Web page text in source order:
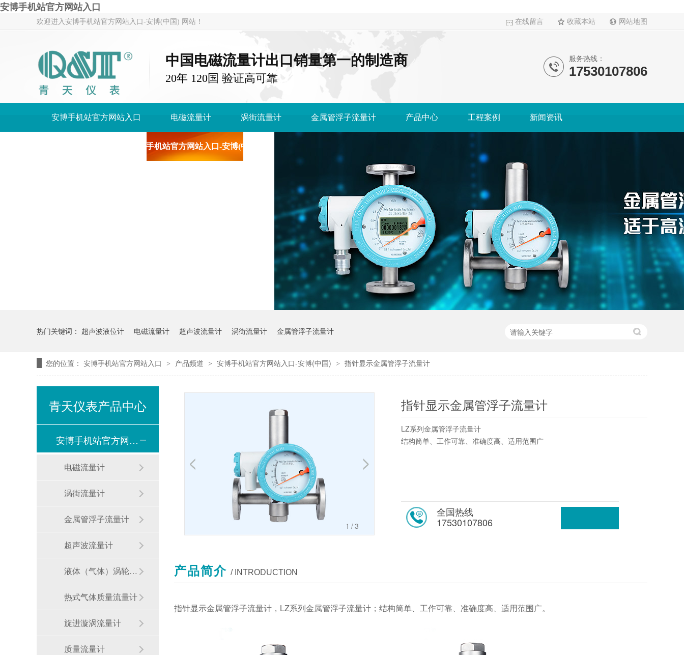
安博手机站官方网站入口
在线留言 收藏本站 网站地图
欢迎进入安博手机站官方网站入口-安博(中国) 网站！
中国电磁流量计出口销量第一的制造商
20年 120国 验证高可靠
服务热线：
17530107806
安博手机站官方网站入口 电磁流量计 涡街流量计 金属管浮子流量计 产品中心 工程案例 新闻资讯
安博手机站官方网站入口-安博(中国)
热门关键词： 超声波液位计 电磁流量计 超声波流量计 涡街流量计 金属管浮子流量计
您的位置： 安博手机站官方网站入口 > 产品频道 > 安博手机站官方网站入口-安博(中国) > 指针显示金属管浮子流量计
2 /3
指针显示金属管浮子流量计
LZ系列金属管浮子流量计
结构筒单、工作可靠、准确度高、适用范围广
全国热线
17530107806
产品简介 / INTRODUCTION
指针显示金属管浮子流量计，LZ系列金属管浮子流量计；结构筒单、工作可靠、准确度高、适用范围广。
青天仪表产品中心
安博手机站官方网站入口-安博(中国)
电磁流量计
涡街流量计
金属管浮子流量计
超声波流量计
液体（气体）涡轮流量计
热式气体质量流量计
旋进漩涡流量计
质量流量计